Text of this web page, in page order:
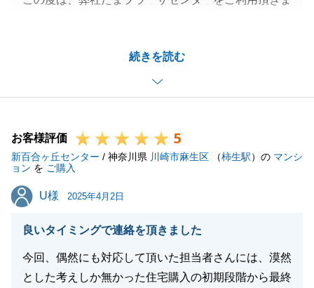
続きを読む
T様のお役に立てたこと、大変嬉しく思います。
またお手伝いできることがございましたら、お気軽に
今後とも、よろしくお願いいたします。
お客様評価 5
新百合ヶ丘センター / 神奈川県 川崎市麻生区 （柿生駅）の マンシ
ョン を ご購入
U様
U様 2025年4月2日
良いタイミングで連絡を頂きました
今回、偶然にも対応して頂いた担当者さんには、漠然
とした考えしか無かった住宅購入の初期段階から最終